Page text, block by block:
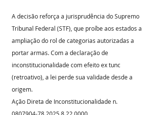
A decisão reforça a jurisprudência do Supremo
Tribunal Federal (STF), que proíbe aos estados a
ampliação do rol de categorias autorizadas a
portar armas. Com a declaração de
inconstitucionalidade com efeito ex tunc
(retroativo), a lei perde sua validade desde a
origem.
Ação Direta de Inconstitucionalidade n.
0807904-78.2025.8.22.0000